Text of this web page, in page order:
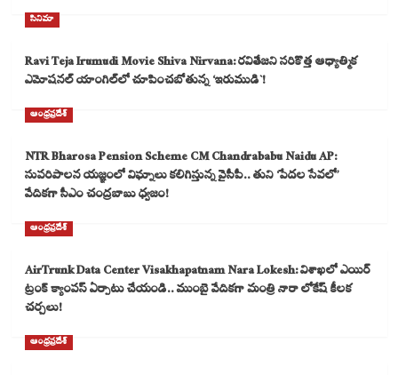
సినిమా
Ravi Teja Irumudi Movie Shiva Nirvana: రవితేజని సరికొత్త ఆధ్యాత్మిక
ఎమోషనల్ యాంగిల్‌లో చూపించబోతున్న ‘ఇరుముడి`!
ఆంధ్రప్రదేశ్
NTR Bharosa Pension Scheme CM Chandrababu Naidu AP:
సుపరిపాలన యజ్ఞంలో విఘ్నాలు కలిగిస్తున్న వైసీపీ.. తుని ‘పేదల సేవలో’
వేదికగా సీఎం చంద్రబాబు ధ్వజం!
ఆంధ్రప్రదేశ్
AirTrunk Data Center Visakhapatnam Nara Lokesh: విశాఖలో ఎయిర్
ట్రంక్ క్యాంపస్ ఏర్పాటు చేయండి.. ముంబై వేదికగా మంత్రి నారా లోకేష్ కీలక
చర్చలు!
ఆంధ్రప్రదేశ్